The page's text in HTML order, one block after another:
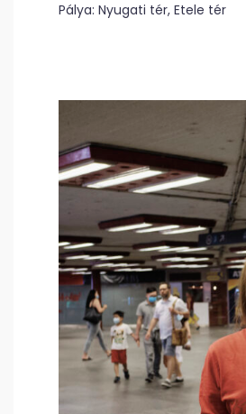
Pálya: Nyugati tér, Etele tér